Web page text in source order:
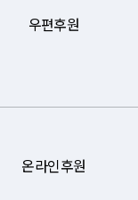
우편후원
온라인후원